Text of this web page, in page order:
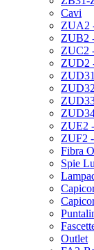
Cavi
ZUA2
ZUB2
ZUC2
ZUD2
ZUE2
ZUF2
Fibra
Spie
Outlet